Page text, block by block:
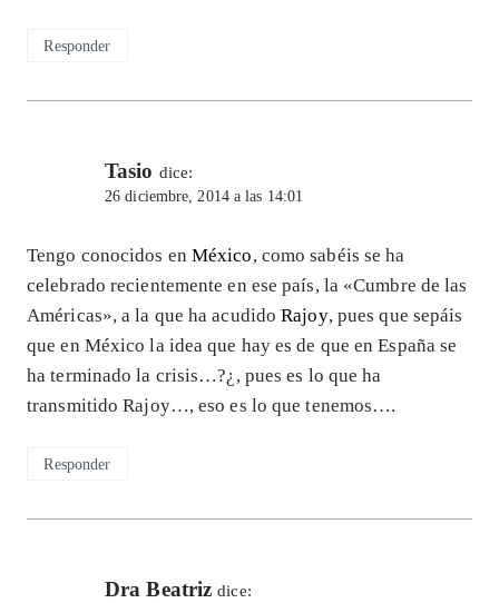
Responder
Tasio dice:
26 diciembre, 2014 a las 14:01
Tengo conocidos en México, como sabéis se ha
celebrado recientemente en ese país, la «Cumbre de las
Américas», a la que ha acudidoRajoy, pues que sepáis
que en México la idea que hay es de que en España se
ha terminado la crisis…?¿, pues es lo que ha
transmitido Rajoy…, eso es lo que tenemos….
Responder
Dra Beatriz dice: